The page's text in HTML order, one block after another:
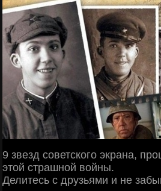
9 звезд советского экрана,
этой страшной войны.
Делитесь с друзьями и не